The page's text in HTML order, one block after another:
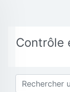
Contrôle